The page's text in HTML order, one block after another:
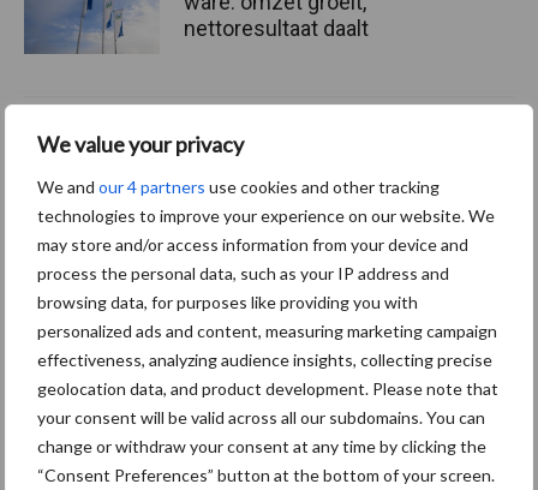
We value your privacy
We and our 4 partners use cookies and other tracking
technologies to improve your experience on our website. We
may store and/or access information from your device and
process the personal data, such as your IP address and
browsing data, for purposes like providing you with
personalized ads and content, measuring marketing campaign
effectiveness, analyzing audience insights, collecting precise
geolocation data, and product development. Please note that
your consent will be valid across all our subdomains. You can
change or withdraw your consent at any time by clicking the
“Consent Preferences” button at the bottom of your screen.
nettoresultaat daalt
Machines en werktuigen
gewild doelwit criminelen
Themapagina's
Diergezondheid Bemesting Fokkerij